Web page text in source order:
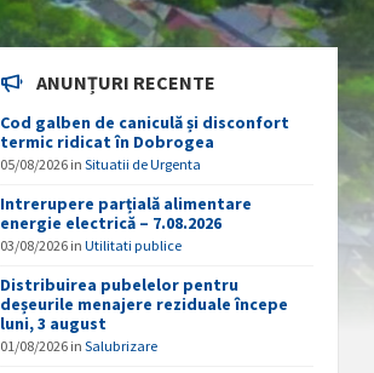
ANUNȚURI RECENTE
Cod galben de caniculă și disconfort
termic ridicat în Dobrogea
05/08/2026 inSituatii de Urgenta
Intrerupere parțială alimentare
energie electrică – 7.08.2026
03/08/2026 inUtilitati publice
Distribuirea pubelelor pentru
deșeurile menajere reziduale începe
luni, 3 august
01/08/2026 inSalubrizare